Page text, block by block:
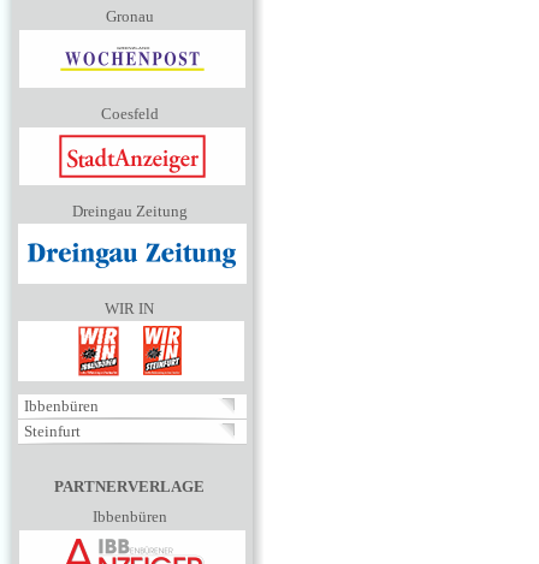
Gronau
Coesfeld
Dreingau Zeitung
WIR IN
Ibbenbüren
Steinfurt
PARTNERVERLAGE
Ibbenbüren